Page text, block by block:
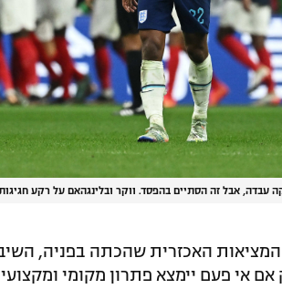
עבדה, אבל זה הסתיים בהפסד. ווקר ובלינגהאם על רקע
המציאות האכזרית שהכתה בפניה,
אי פעם יימצא פתרון מקומי